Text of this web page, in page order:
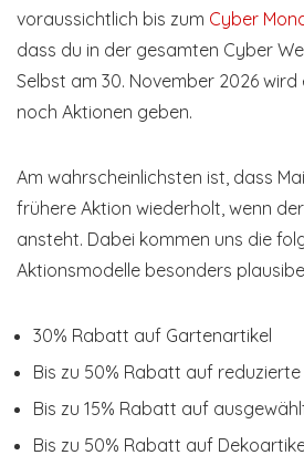
voraussichtlich bis zum Cyber
dass du in der gesamten Cyber
Selbst am 30. November 2026
noch Aktionen geben.
Am wahrscheinlichsten ist, dass
frühere Aktion wiederholt, wenn
ansteht. Dabei kommen uns die
Aktionsmodelle besonders
30% Rabatt auf Gartenartikel
Bis zu 50% Rabatt auf
Bis zu 15% Rabatt auf
Bis zu 50% Rabatt auf